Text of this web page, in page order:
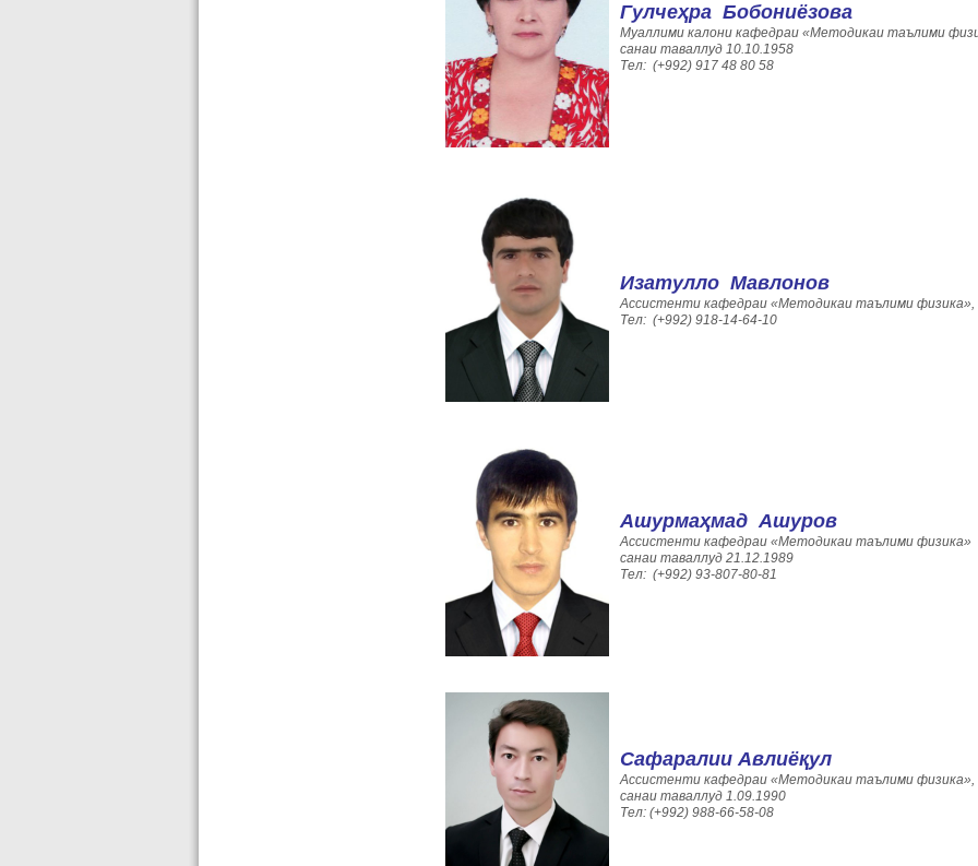
Гулчеҳра Бобониёзова
Муаллими калони кафедраи «Методикаи таълими
санаи таваллуд 10.10.1958
Тел: (+992) 917 48 80 58
Изатулло Мавлонов
Ассистенти кафедраи «Методикаи таълими физика»,
Тел: (+992) 918-14-64-10
Ашурмаҳмад Ашуров
Ассистенти кафедраи «Методикаи таълими физика»
санаи таваллуд 21.12.1989
Тел: (+992) 93-807-80-81
СафаралииАвлиёқул
Ассистенти кафедраи «Методикаи таълими физика»,
санаи таваллуд 1.09.1990
Тел: (+992) 988-66-58-08